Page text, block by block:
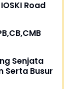
Senjata
Serta Busur